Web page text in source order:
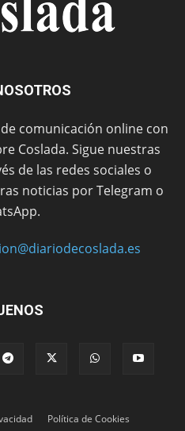
comunicación online con
Coslada. Sigue nuestras
de las redes sociales o
noticias por Telegram o
Política de Cookies